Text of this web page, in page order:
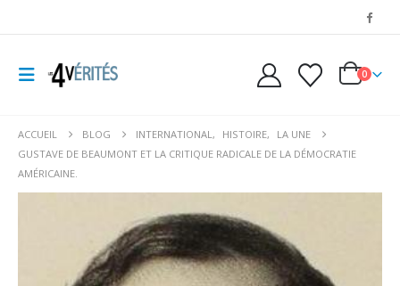
0
ACCUEIL BLOG INTERNATIONAL, HISTOIRE,
LA UNE
GUSTAVE DE BEAUMONT ET LA CRITIQUE RADICALE DE LA DÉMOCRATIE
AMÉRICAINE.